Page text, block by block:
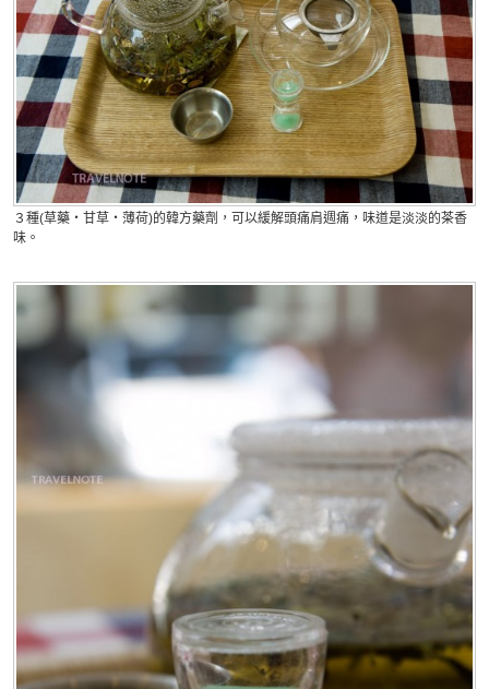
３種(草藥・甘草・薄荷)的韓方藥劑，可以緩解頭痛肩週痛，味道是淡淡的茶香
味。